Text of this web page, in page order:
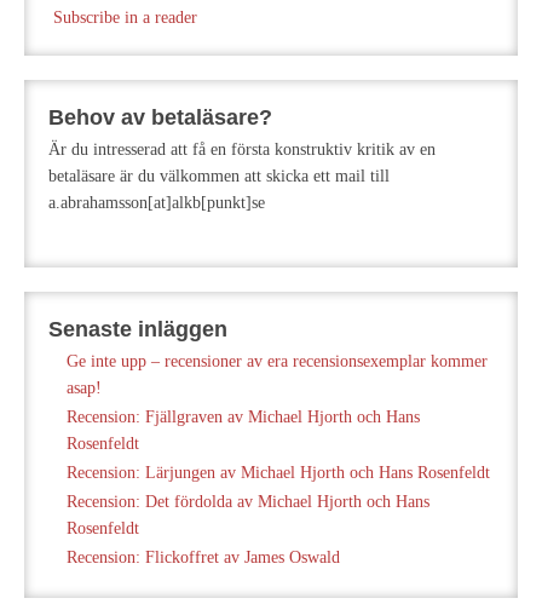
Subscribe in a reader
Behov av betaläsare?
Är du intresserad att få en första konstruktiv kritik av en
betaläsare är du välkommen att skicka ett mail till
a.abrahamsson[at]alkb[punkt]se
Senaste inläggen
Ge inte upp – recensioner av era recensionsexemplar kommer
asap!
Recension: Fjällgraven av Michael Hjorth och Hans
Rosenfeldt
Recension: Lärjungen av Michael Hjorth och Hans Rosenfeldt
Recension: Det fördolda av Michael Hjorth och Hans
Rosenfeldt
Recension: Flickoffret av James Oswald